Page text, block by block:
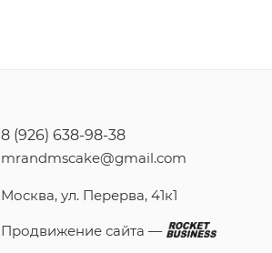
8 (926) 638-98-38
mrandmscake@gmail.com
Москва, ул. Перерва, 41к1
Продвижение сайта —